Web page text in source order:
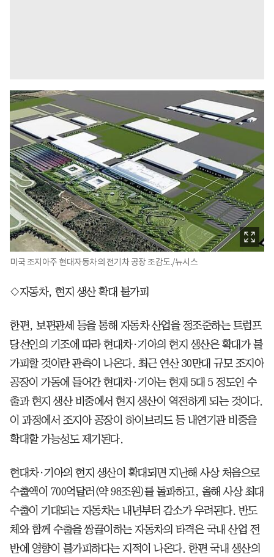
미국 조지아주 현대자동차의 전기차 공장 조감도./뉴시스
◇자동차, 현지 생산 확대 불가피
한편, 보편관세 등을 통해 자동차 산업을 정조준하는 트럼프
당선인의 기조에 따라 현대차·기아의 현지 생산은 확대가 불
가피할 것이란 관측이 나온다. 최근 연산 30만대 규모 조지아
공장이 가동에 들어간 현대차·기아는 현재 5대 5 정도인 수
출과 현지 생산 비중에서 현지 생산이 역전하게 되는 것이다.
이 과정에서 조지아 공장이 하이브리드 등 내연기관 비중을
확대할 가능성도 제기된다.
현대차·기아의 현지 생산이 확대되면 지난해 사상 처음으로
수출액이 700억달러(약 98조원)를 돌파하고, 올해 사상 최대
수출이 기대되는 자동차는 내년부터 감소가 우려된다. 반도
체와 함께 수출을 쌍끌이하는 자동차의 타격은 국내 산업 전
반에 영향이 불가피하다는 지적이 나온다. 한편 국내 생산의